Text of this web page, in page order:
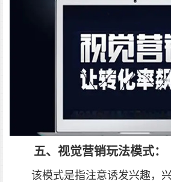
五、视觉营销玩法模式：
该模式是指注意诱发兴趣，